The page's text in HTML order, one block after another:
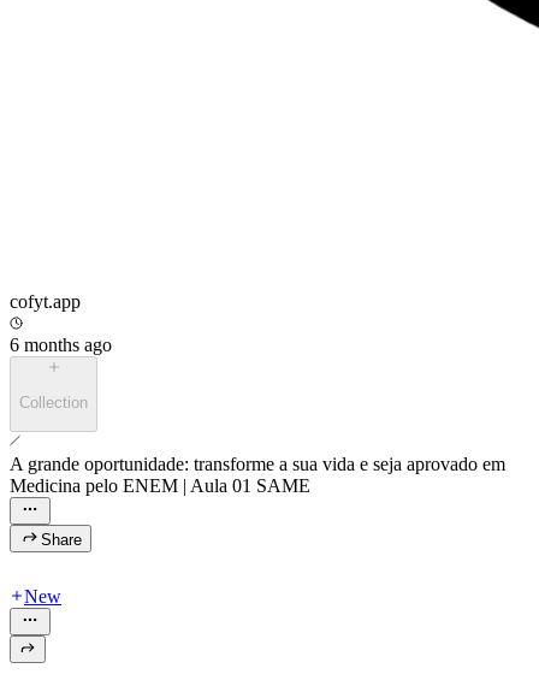
cofyt.app
6 months ago
Collection
A grande oportunidade: transforme a sua vida e seja aprovado em
Medicina pelo ENEM | Aula 01 SAME
Share
New